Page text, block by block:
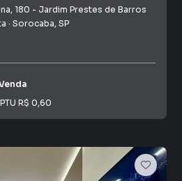
, 180 - Jardim Prestes de Barros
· Sorocaba, SP
R$ 0,60